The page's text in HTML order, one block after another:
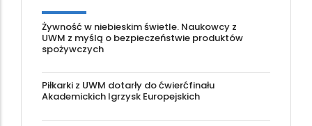
Żywność w niebieskim świetle. Naukowcy z
UWM z myślą o bezpieczeństwie produktów
spożywczych
Piłkarki z UWM dotarły do ćwierćfinału
Akademickich Igrzysk Europejskich